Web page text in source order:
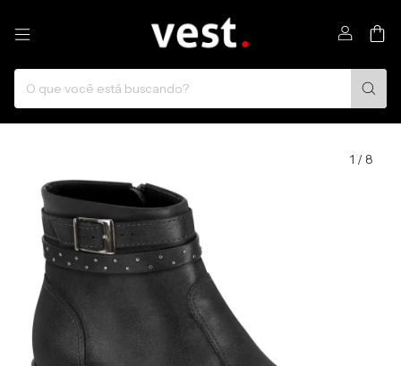
1 /8